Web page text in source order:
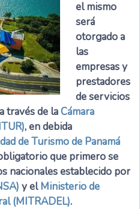
el mismo
será
otorgado a
las
empresas y
prestadores
de servicios
través de laCámara
, en debida
de Turismo de Panamá
que primero se
nacionales establecido por
y elMinisterio de
(MITRADEL).